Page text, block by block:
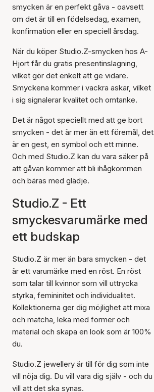
smycken är en perfekt gåva - oavsett
om det är till en födelsedag, examen,
konfirmation eller en speciell årsdag.
När du köper Studio.Z-smycken hos A-
Hjort får du gratis presentinslagning,
vilket gör det enkelt att ge vidare.
Smyckena kommer i vackra askar, vilket
i sig signalerar kvalitet och omtanke.
Det är något speciellt med att ge bort
smycken - det är mer än ett föremål, det
är en gest, en symbol och ett minne.
Och med Studio.Z kan du vara säker på
att gåvan kommer att bli ihågkommen
och bäras med glädje.
Studio.Z - Ett
smyckesvarumärke med
ett budskap
Studio.Z är mer än bara smycken - det
är ett varumärke med en röst. En röst
som talar till kvinnor som vill uttrycka
styrka, femininitet och individualitet.
Kollektionerna ger dig möjlighet att mixa
och matcha, leka med former och
material och skapa en look som är 100%
du.
Studio.Z jewellery är till för dig som inte
vill nöja dig. Du vill vara dig själv - och du
vill att det ska synas.